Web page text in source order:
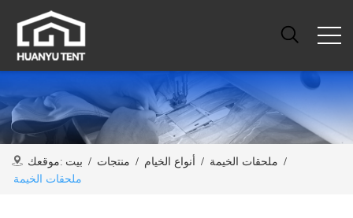
موقعك: بيت / منتجات / أنواع الخيام / ملحقات الخيمة /
ملحقات الخيمة